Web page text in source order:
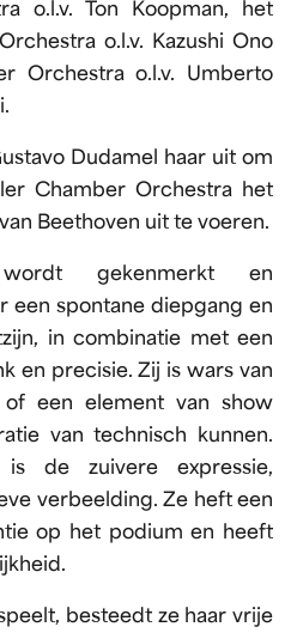
o.l.v. Ton Koopman, het
o.l.v. Kazushi Ono
Orchestra o.l.v. Umberto
Dudamel haar uit om
Chamber Orchestra het
Beethoven uit te voeren.
wordt gekenmerkt en
een spontane diepgang en
in combinatie met een
en precisie. Zij is wars van
een element van show
van technisch kunnen.
de zuivere expressie,
verbeelding. Ze heft een
op het podium en heeft
besteedt ze haar vrije